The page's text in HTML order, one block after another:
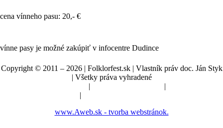
cena vínneho pasu: 20,- €
vínne pasy je možné zakúpiť v infocentre Dudince
Copyright © 2011 – 2026 | Folklorfest.sk | Vlastník práv doc. Ján Styk
| Všetky práva vyhradené
| |
|
www.Aweb.sk - tvorba webstránok.